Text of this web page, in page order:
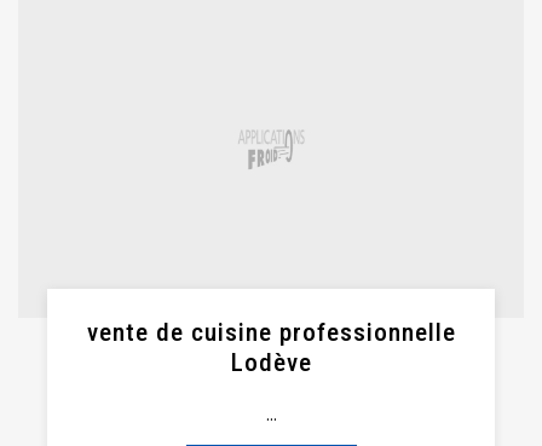
vente de cuisine professionnelle
Lodève
...